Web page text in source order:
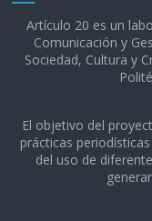
Artículo 20 es un
Comunicación y
Sociedad, Cultura y
El objetivo del
prácticas
del uso de